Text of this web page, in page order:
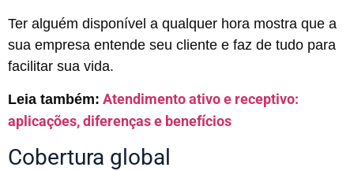
Ter alguém disponível a qualquer hora mostra que a
sua empresa entende seu cliente e faz de tudo para
facilitar sua vida.
Leia também: Atendimento ativo e receptivo:
aplicações, diferenças e benefícios
Cobertura global